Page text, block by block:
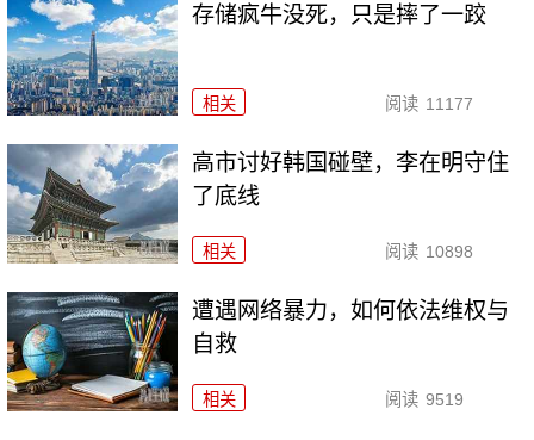
存储疯牛没死，只是摔了一跤
相关 阅读 11177
高市讨好韩国碰壁，李在明守住
了底线
相关 阅读 10898
遭遇网络暴力，如何依法维权与
自救
相关 阅读 9519